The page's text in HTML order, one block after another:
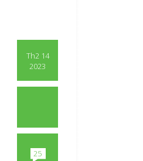
Th2 14
2023
25